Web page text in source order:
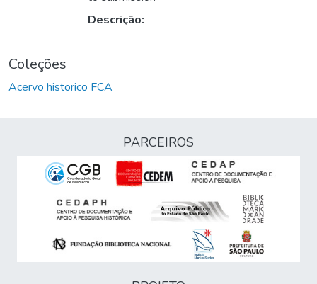
Descrição:
Coleções
Acervo historico FCA
PARCEIROS